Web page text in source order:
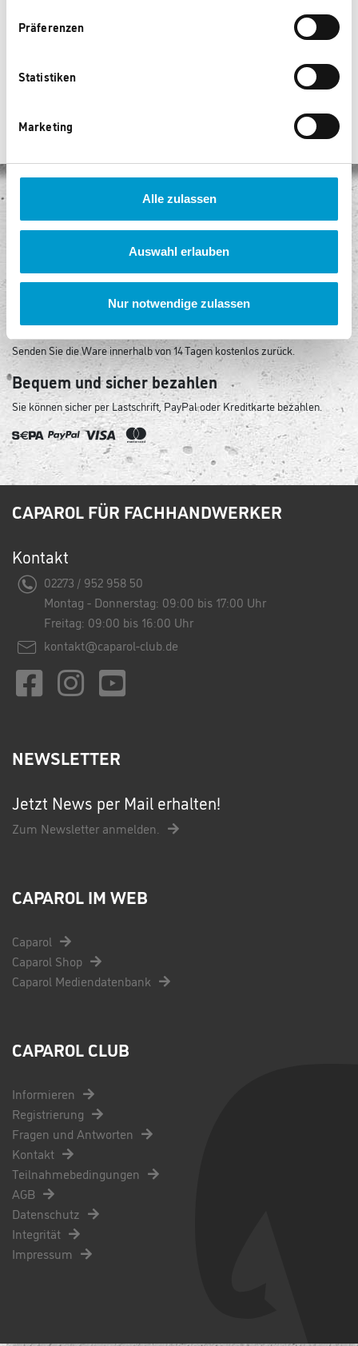
Präferenzen
Statistiken
Marketing
Alle zulassen
Auswahl erlauben
Nur notwendige zulassen
7.735 Punkte
Keine Versandkosten
Sicheres Einkaufen
Kostenlose Rückgabe
Senden Sie die Ware innerhalb von 14 Tagen kostenlos zurück.
Bequem und sicher bezahlen
Sie können sicher per Lastschrift, PayPal oder Kreditkarte bezahlen.
CAPAROL FÜR FACHHANDWERKER
Kontakt
02273 / 952 958 50
Montag - Donnerstag: 09:00 bis 17:00 Uhr
Freitag: 09:00 bis 16:00 Uhr
kontakt@caparol-club.de
NEWSLETTER
Jetzt News per Mail erhalten!
Zum Newsletter anmelden.
CAPAROL IM WEB
Caparol
Caparol Shop
Caparol Mediendatenbank
CAPAROL CLUB
Informieren
Registrierung
Fragen und Antworten
Kontakt
Teilnahmebedingungen
AGB
Datenschutz
Integrität
Impressum